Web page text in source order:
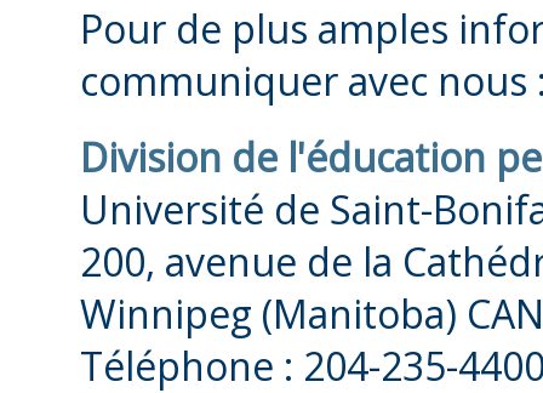
Pour de plus amples
communiquer avec nous
Division de l'éducation
Université de Saint-
200, avenue de la
Winnipeg (Manitoba)
Téléphone : 204-235-